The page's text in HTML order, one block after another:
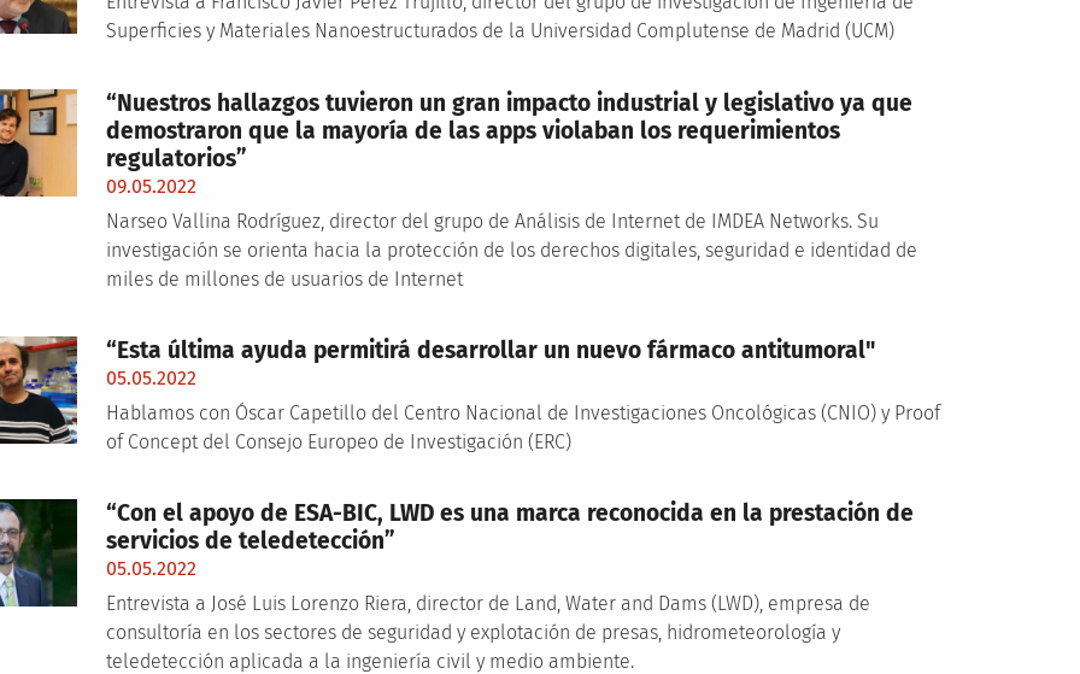
Superficies y Materiales Nanoestructurados de la Universidad Complutense de Madrid (UCM)
“Nuestros hallazgos tuvieron un gran impacto industrial y legislativo ya que
demostraron que la mayoría de las apps violaban los requerimientos
regulatorios”
09.05.2022
Narseo Vallina Rodríguez, director del grupo de Análisis de Internet de IMDEA Networks. Su
investigación se orienta hacia la protección de los derechos digitales, seguridad e identidad de
miles de millones de usuarios de Internet
“Esta última ayuda permitirá desarrollar un nuevo fármaco antitumoral"
05.05.2022
Hablamos con Óscar Capetillo del Centro Nacional de Investigaciones Oncológicas (CNIO) y Proof
of Concept del Consejo Europeo de Investigación (ERC)
“Con el apoyo de ESA-BIC, LWD es una marca reconocida en la prestación de
servicios de teledetección”
05.05.2022
Entrevista a José Luis Lorenzo Riera, director de Land, Water and Dams (LWD), empresa de
consultoría en los sectores de seguridad y explotación de presas, hidrometeorología y
teledetección aplicada a la ingeniería civil y medio ambiente.